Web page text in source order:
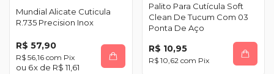
Mundial Alicate Cuticula
R.735 Precision Inox
R$ 57,90
R$ 56,16 com Pix
6x de R$ 11,61
Palito Para Cutícula Soft
Clean De Tucum Com 03
Ponta De Aço
R$ 10,95
R$ 10,62 com Pix